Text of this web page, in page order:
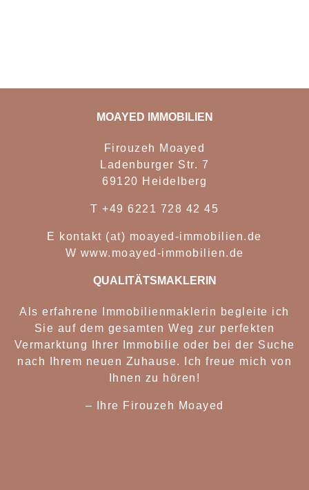
MOAYED IMMOBILIEN
Firouzeh Moayed
Ladenburger Str. 7
69120 Heidelberg
T +49 6221 728 42 45
E kontakt (at) moayed-immobilien.de
W www.moayed-immobilien.de
QUALITÄTSMAKLERIN
Als erfahrene Immobilienmaklerin begleite ich
Sie auf dem gesamten Weg zur perfekten
Vermarktung Ihrer Immobilie oder bei der Suche
nach Ihrem neuen Zuhause. Ich freue mich von
Ihnen zu hören!
– Ihre Firouzeh Moayed